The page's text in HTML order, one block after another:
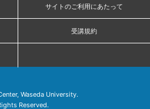
サイトのご利用にあたって
受講規約
Waseda University.
Reserved.